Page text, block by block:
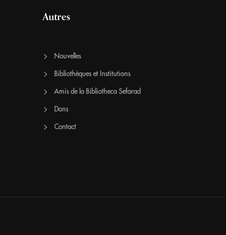
Autres
Nouvelles
Bibliothèques et Institutions
Amis de la Bibliotheca Sefarad
Dons
Contact